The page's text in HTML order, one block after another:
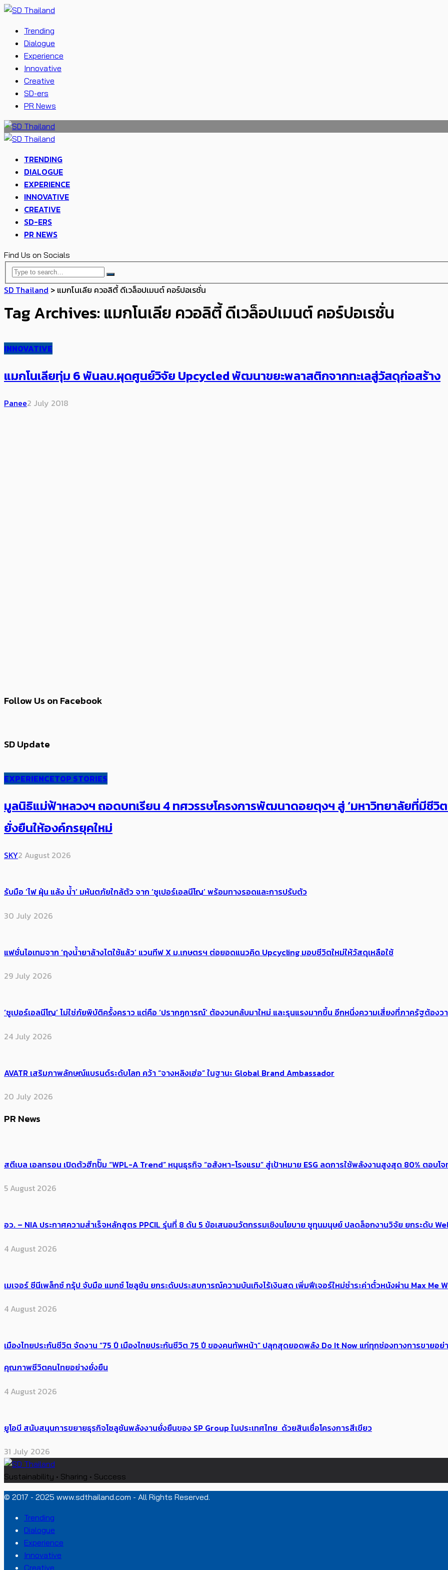
Trending
Dialogue
Experience
Innovative
Creative
SD-ers
PR News
TRENDING
DIALOGUE
EXPERIENCE
INNOVATIVE
CREATIVE
SD-ERS
PR NEWS
Find Us on Socials
SD Thailand > แมกโนเลีย ควอลิตี้ ดีเวล็อปเมนต์ คอร์ปอเรชั่น
Tag Archives: แมกโนเลีย ควอลิตี้ ดีเวล็อปเมนต์ คอร์ปอเรชั่น
INNOVATIVE
แมกโนเลียทุ่ม 6 พันลบ.ผุดศูนย์วิจัย Upcycled พัฒนาขยะพลาสติกจากทะเลสู่วัสดุก่อสร้าง
Panee2 July 2018
Follow Us on Facebook
SD Update
EXPERIENCETOP STORIES
มูลนิธิแม่ฟ้าหลวงฯ ถอดบทเรียน 4 ทศวรรษโครงการพัฒนาดอยตุงฯ สู่ ‘มหาวิทยาลัยที่มีชี
ยั่งยืนให้องค์กรยุคใหม่
SKY2 August 2026
รับมือ ‘ไฟ ฝุ่น แล้ง น้ำ’ มหันตภัยใกล้ตัว จาก ‘ซูเปอร์เอลนีโญ’ พร้อมทางรอดและการปรับตัว
30 July 2026
แฟชั่นไอเทมจาก ‘ถุงน้ำยาล้างไตใช้แล้ว’ แวนทีฟ X ม.เกษตรฯ ต่อยอดแนวคิด Upcycling มอบชีวิตใหม่ให้วัสดุเหลือใช้
29 July 2026
‘ซูเปอร์เอลนีโญ’ ไม่ใช่ภัยพิบัติครั้งคราว แต่คือ ‘ปรากฏการณ์’ ​ต้อง​วนกลับมาใหม่ และรุนแรงมากขึ้น อีกหนึ่งความเสี่ยงที่ภาครัฐต้อง
24 July 2026
AVATR เสริมภาพลักษณ์แบรนด์ระดับโลก คว้า “จางหลิงเฮ่อ” ในฐานะ Global Brand Ambassador
20 July 2026
PR News
สตีเบล เอลทรอน เปิดตัวฮีทปั๊ม “WPL-A Trend” หนุนธุรกิจ “อสังหา-โรงแรม” สู่เป้าหมาย ESG ลดการใช้พลังงานสูงสุด 80% ตอบโ
5 August 2026
อว. – NIA ประกาศความสำเร็จหลักสูตร PPCIL รุ่นที่ 8 ดัน 5 ข้อเสนอนวัตกรรมเชิงนโยบาย ชูทุนมนุษย์ ปลดล็อกงานวิจัย ยกระดับ
4 August 2026
เมเจอร์ ซีนีเพล็กซ์ กรุ้ป จับมือ แมกซ์ โซลูชัน ยกระดับประสบการณ์ความบันเทิงไร้เงินสด เพิ่มฟีเจอร์ใหม่ชำระค่าตั๋วหนังผ่าน Max
4 August 2026
เมืองไทยประกันชีวิต จัดงาน “75 ปี เมืองไทยประกันชีวิต 75 ปี ของคนทัพหน้า” ปลุกสุดยอดพลัง Do It Now แก่ทุกช่องทางการขาย
คุณภาพชีวิตคนไทยอย่างยั่งยืน
4 August 2026
ยูโอบี สนับสนุนการขยายธุรกิจโซลูชันพลังงานยั่งยืนของ SP Group ในประเทศไทย ด้วยสินเชื่อโครงการสีเขียว
31 July 2026
Sustainability • Sharing • Success
© 2017 - 2025 www.sdthailand.com - All Rights Reserved.
Trending
Dialogue
Experience
Innovative
Creative